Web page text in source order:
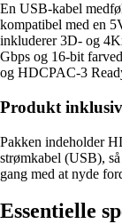
En USB-kabel
kompatibel med en
inkluderer 3D- og
Gbps og 16-bit
og HDCPAC-3
Produkt
Pakken indeholder
strømkabel (USB),
gang med at nyde
Essentielle